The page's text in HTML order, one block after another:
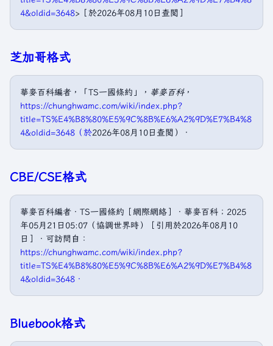
4&oldid=3648>［於2026年08月10日查閲］
芝加哥格式
華麥百科編者，「TS一國條約」， 華麥百科，
https://chunghwamc.com/wiki/index.php?
title=TS%E4%B8%80%E5%9C%8B%E6%A2%9D%E7%B4%8
4&oldid=3648（於2026年08月10日查閲）．
CBE/CSE格式
華麥百科編者．TS一國條約［網際網絡］．華麥百科；2025
年05月21日05:07（協調世界時）［引用於2026年08月10
日］．可訪問自：
https://chunghwamc.com/wiki/index.php?
title=TS%E4%B8%80%E5%9C%8B%E6%A2%9D%E7%B4%8
4&oldid=3648．
Bluebook格式